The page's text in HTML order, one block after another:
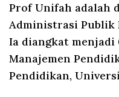
Prof Unifah adalah
Administrasi Publik
Ia diangkat menjadi
Manajemen
Pendidikan,